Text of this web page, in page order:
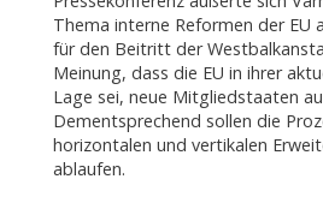
Thema interne Reformen der EU
für den Beitritt der
Meinung, dass die EU in ihrer
Lage sei, neue Mitgliedstaaten
Dementsprechend sollen die
horizontalen und vertikalen
ablaufen.